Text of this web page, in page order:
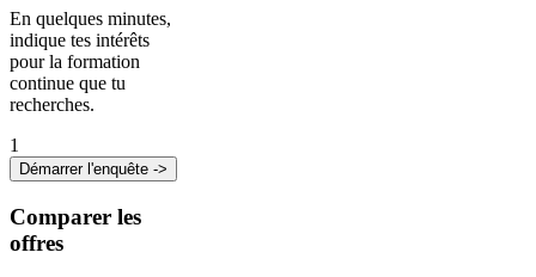
En quelques minutes,
indique tes intérêts
pour la formation
continue que tu
recherches.
1
Démarrer l'enquête ->
Comparer les
offres